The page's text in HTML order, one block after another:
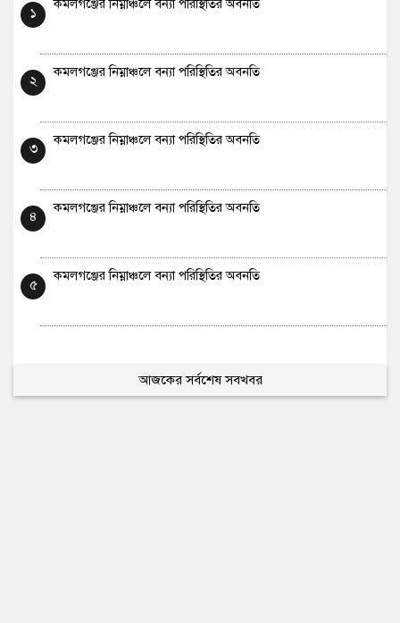
১
২
কমলগঞ্জের নিম্নাঞ্চলে বন্যা পরিস্থিতির অবনতি
৩
কমলগঞ্জের নিম্নাঞ্চলে বন্যা পরিস্থিতির অবনতি
৪
কমলগঞ্জের নিম্নাঞ্চলে বন্যা পরিস্থিতির অবনতি
৫
কমলগঞ্জের নিম্নাঞ্চলে বন্যা পরিস্থিতির অবনতি
আজকের সর্বশেষ সবখবর